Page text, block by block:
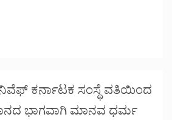
ಕರ್ನಾಟಕ ಸಂಸ್ಥೆ ವತಿಯಿಂದ
ಭಾಗವಾಗಿ ಮಾನವ ಧರ್ಮ